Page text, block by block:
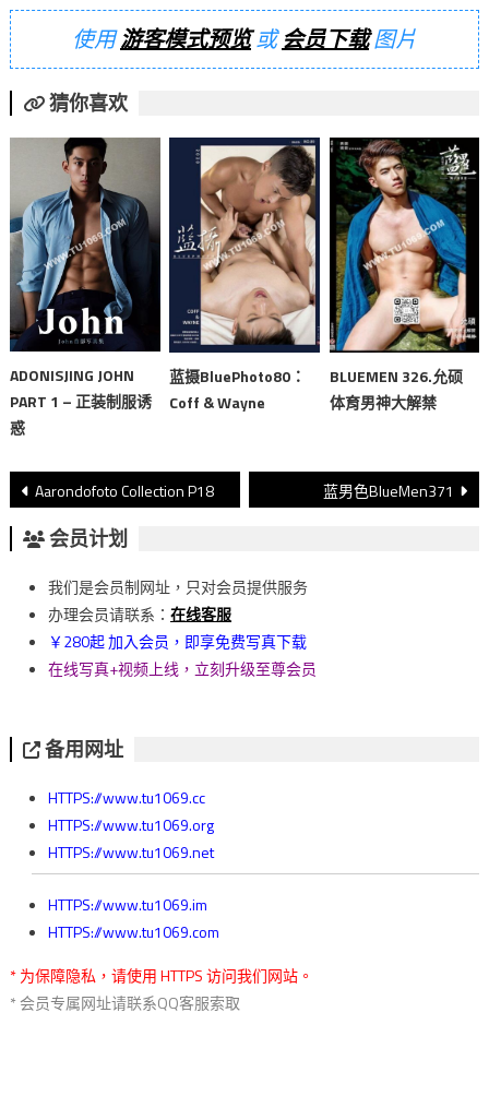
使用游客模式预览或会员下载图片
猜你喜欢
ADONISJING JOHN
PART 1 – 正装制服诱
惑
蓝摄BluePhoto80：
Coff & Wayne
BLUEMEN 326.允硕
体育男神大解禁
文
章
導
覽
Aarondofoto Collection P18 蓝男色BlueMen371
会员计划
我们是会员制网址，只对会员提供服务
办理会员请联系： 在线客服
￥280起 加入会员，即享免费写真下载
在线写真+视频上线，立刻升级至尊会员
备用网址
HTTPS://www.tu1069.cc
HTTPS://www.tu1069.org
HTTPS://www.tu1069.net
HTTPS://www.tu1069.im
HTTPS://www.tu1069.com
* 为保障隐私，请使用 HTTPS 访问我们网站。
* 会员专属网址请联系QQ客服索取